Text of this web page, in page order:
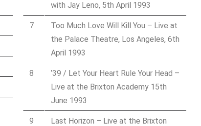
with Jay Leno, 5th April 1993
7
Too Much Love Will Kill You – Live at
the Palace Theatre, Los Angeles, 6th
April 1993
8
’39 / Let Your Heart Rule Your Head –
Live at the Brixton Academy 15th
June 1993
9
Last Horizon – Live at the Brixton